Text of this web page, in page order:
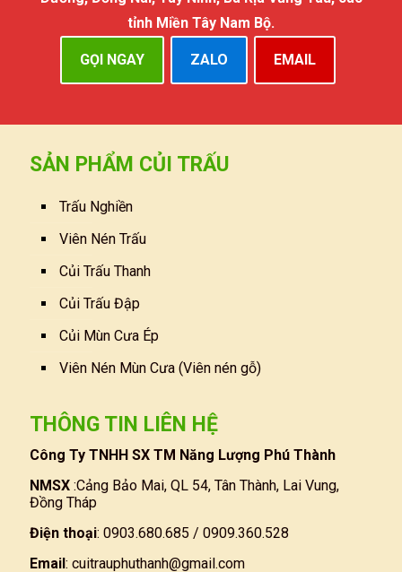
tỉnh Miền Tây Nam Bộ.
GỌI NGAY ZALO EMAIL
SẢN PHẨM CỦI TRẤU
Trấu Nghiền
Viên Nén Trấu
Củi Trấu Thanh
Củi Trấu Đập
Củi Mùn Cưa Ép
Viên Nén Mùn Cưa (Viên nén gỗ)
THÔNG TIN LIÊN HỆ
Công Ty TNHH SX TM Năng Lượng Phú Thành
NMSX :Cảng Bảo Mai, QL 54, Tân Thành, Lai Vung,
Đồng Tháp
Điện thoại: 0903.680.685 / 0909.360.528
Email: cuitrauphuthanh@gmail.com